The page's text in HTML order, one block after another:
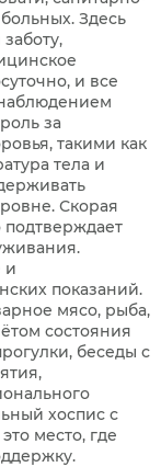
Здесь
и все
за
такими как
тела и
Скорая
и
показаний.
мясо, рыба,
состояния
беседы с
хоспис с
место, где